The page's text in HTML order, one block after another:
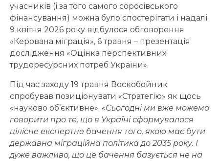
учасників (і за того самого соросівського
фінансування) можна було спостерігати і надалі.
9 квітня 2026 року відбулося обговорення
«Керована міграція», 6 травня – презентація
дослідження «Оцінка перспективних
трудоресурсних потреб України».
Під час заходу 19 травня Воскобойник
спробував позиціонувати «Стратегію» як щось
«науково об’єктивне». «Сьогодні ми вже можемо
говорити про те, що в Україні сформувалося
цілісне експертне бачення того, якою має бути
державна міграційна політика до 2035 року. І
дуже важливо, що це бачення базується не на